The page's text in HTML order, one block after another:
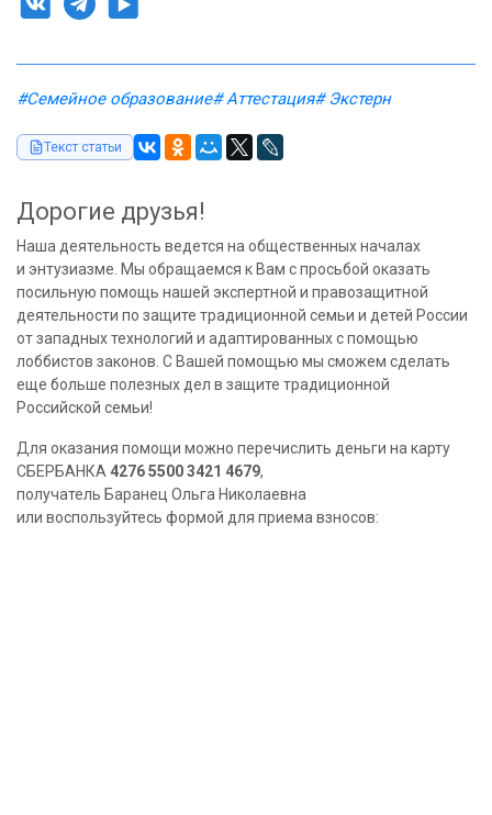
#Семейное образование# Аттестация# Экстерн
Текст статьи
Дорогие друзья!
Наша деятельность ведется на общественных началах
и энтузиазме. Мы обращаемся к Вам с просьбой оказать
посильную помощь нашей экспертной и правозащитной
деятельности по защите традиционной семьи и детей России
от западных технологий и адаптированных с помощью
лоббистов законов. С Вашей помощью мы сможем сделать
еще больше полезных дел в защите традиционной
Российской семьи!
Для оказания помощи можно перечислить деньги на карту
СБЕРБАНКА 4276 5500 3421 4679,
получатель Баранец Ольга Николаевна
или воспользуйтесь формой для приема взносов: